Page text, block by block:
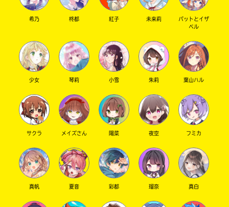
SNSでシェアする
希乃 柊都 紅子 未来莉
パットとイザ
ベル
少女 琴莉 小雪 朱莉 葉山ハル
サクラ メイズさん 陽菜 夜空 フミカ
真帆 夏音 彩都 瑠奈 真白